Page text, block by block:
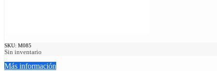
SKU: M085
Sin inventario
Más información